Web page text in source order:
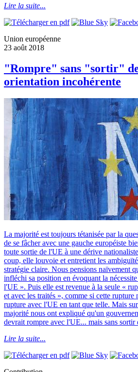
Lire la suite...
Union européenne
23 août 2018
"Rompre" sans "sortir"
orientation incohérente
La majorité est toujours tétanisée par la
de se fâcher avec une gauche européiste
toute sortie de l'UE à une dérive
coup, elle louvoie et entretient les
stratégie claire. Nous pensions naïvement
infléchi sa position en évoquant la
l'UE ». Puis elle est revenue à la seule «
et avec les traités », comme si cette rupture
rupture avec l'UE en tant que telle. Mais
majorité nous ont expliqué qu'un
devrait rompre avec l'UE... mais sans
Lire la suite...